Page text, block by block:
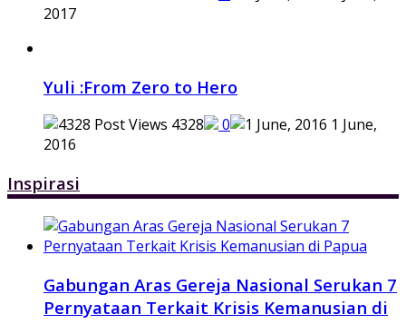
2017
Yuli :From Zero to Hero
4328 0
1 June,
2016
Inspirasi
Gabungan Aras Gereja Nasional Serukan 7
Pernyataan Terkait Krisis Kemanusian di